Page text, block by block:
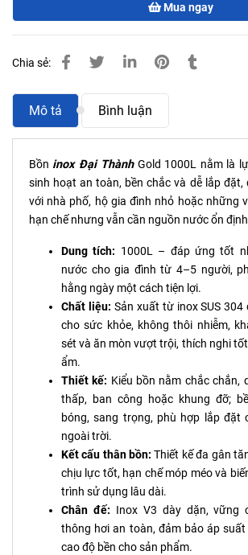
Mua ngay
Chia sẻ:
Mô tả Bình luận
Bồn inox Đại ThànhGold 1000L nằm là
sinh hoạt an toàn, bền chắc và dễ lắp đặt,
với nhà phố, hộ gia đình nhỏ hoặc những
hạn chế nhưng vẫn cần nguồn nước ổn
Dung tích: 1000L – đáp ứng tốt
nước cho gia đình từ 4–5 người,
hằng ngày một cách tiện lợi.
Chất liệu: Sản xuất từ inox SUS
cho sức khỏe, không thôi nhiễm,
sét và ăn mòn vượt trội, thích nghi
ẩm.
Thiết kế: Kiểu bồn nằm chắc chắn,
thấp, ban công hoặc khung đỡ;
bóng, sang trọng, phù hợp lắp đặt
ngoài trời.
Kết cấu thân bồn: Thiết kế đa gân
chịu lực tốt, hạn chế móp méo và
trình sử dụng lâu dài.
Chân đế: Inox V3 dày dặn, vững
thông hơi an toàn, đảm bảo áp
cao độ bền cho sản phẩm.